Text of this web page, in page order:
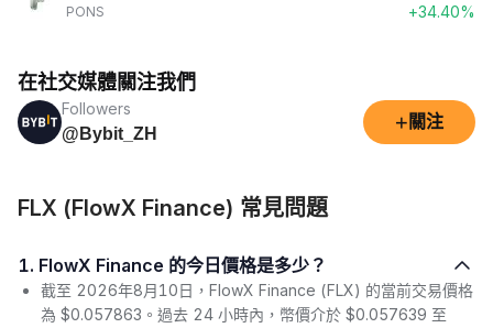
PONS
+34.40%
在社交媒體關注我們
Followers
@Bybit_ZH
+ 關注
FLX (FlowX Finance) 常見問題
1. FlowX Finance 的今日價格是多少？
截至 2026年8月10日，FlowX Finance (FLX) 的當前交易價格
為 $0.057863。過去 24 小時內，幣價介於 $0.057639 至